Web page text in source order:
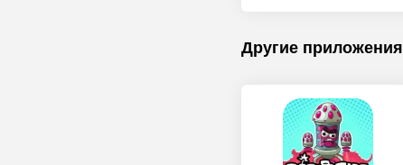
Другие приложения